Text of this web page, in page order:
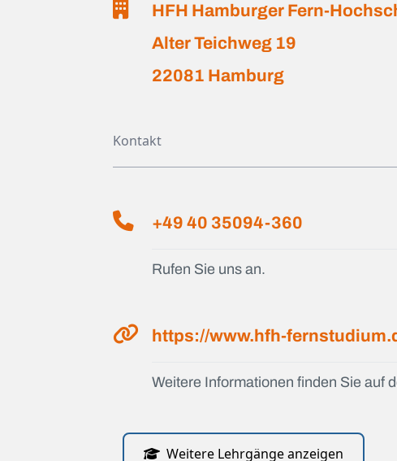
HFH Hamburger Fern-
Alter Teichweg 19
22081 Hamburg
Kontakt
+49 40 35094-360
Rufen Sie uns an.
https://www.hfh-
Weitere Informationen finden Sie auf
Weitere Lehrgänge anzeigen